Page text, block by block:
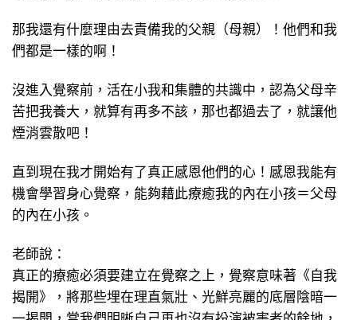
那我還有什麼理由去責備我的父親（母親）！他們和我
們都是一樣的啊！
沒進入覺察前，活在小我和集體的共識中，認為父母辛
苦把我養大，就算有再多不該，那也都過去了，就讓他
煙消雲散吧！
直到現在我才開始有了真正感恩他們的心！感恩我能有
機會學習身心覺察，能夠藉此療癒我的內在小孩＝父母
的內在小孩。
老師說：
真正的療癒必須要建立在覺察之上，覺察意味著《自我
揭開》，將那些埋在理直氣壯、光鮮亮麗的底層陰暗一